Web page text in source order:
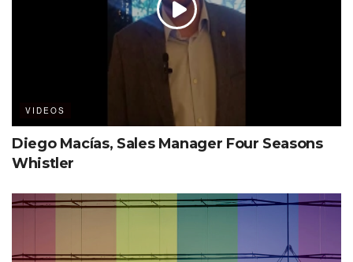
VIDEOS
Diego Macías, Sales Manager Four Seasons
Whistler